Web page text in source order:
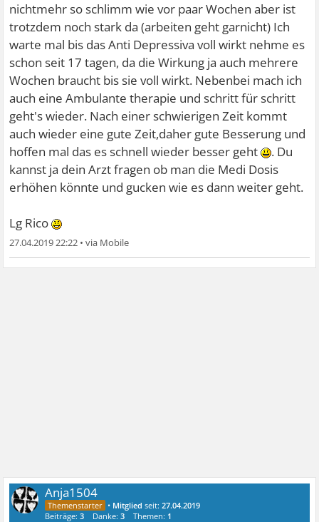
nichtmehr so schlimm wie vor paar Wochen aber ist
trotzdem noch stark da (arbeiten geht garnicht) Ich
warte mal bis das Anti Depressiva voll wirkt nehme es
schon seit 17 tagen, da die Wirkung ja auch mehrere
Wochen braucht bis sie voll wirkt. Nebenbei mach ich
auch eine Ambulante therapie und schritt für schritt
geht's wieder. Nach einer schwierigen Zeit kommt
auch wieder eine gute Zeit,daher gute Besserung und
hoffen mal das es schnell wieder besser geht
. Du
kannst ja dein Arzt fragen ob man die Medi Dosis
erhöhen könnte und gucken wie es dann weiter geht.
Lg Rico
27.04.2019 22:22 •
Anja1504
• Mitglied seit:27.04.2019
Beiträge:3 Danke:3 Themen: 1